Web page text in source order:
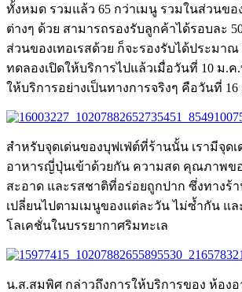
ทั้งหมด รวมแล้ว 65 กว่าเมนู รวมในส่วนขอ
ต่างๆ ด้วย สามารถรองรับลูกค้าได้รอบละ
ส่วนของเทอเรสด้วย ก็จะรองรับได้ประมาณ
ทดลองเปิดให้บริการไปแล้วเมื่อวันที่ 10 ม.ค
ให้บริการอย่างเป็นทางการจริงๆ คือวันที่ 16
สำหรับจุดเด่นของบุฟเฟ่ต์ที่ร้านนั้น เรามีจุด
อาหารญี่ปุ่นเข้าด้วยกัน ความสด คุณภาพข
สะอาด และรสชาติที่อร่อยถูกปาก ซึ่งทางร้
เปลี่ยนไปตามเมนูของแต่ละวัน ไม่ซ้ำกัน แ
โลเคชั่นในบรรยากาศริมทะเล
น.ส.สมพิศ กล่าวถึงการให้บริการของ ห้อง